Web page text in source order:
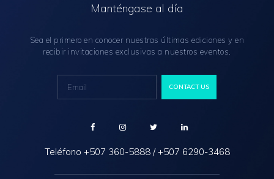
Manténgase al día
Sea el primero en conocer nuestras últimas ediciones y en
recibir invitaciones exclusivas a nuestros eventos.
Teléfono +507 360-5888/+507 6290-3468